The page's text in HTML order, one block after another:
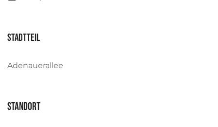
Stadtteil
Adenauerallee
Standort